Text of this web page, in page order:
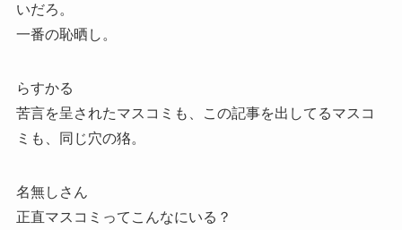
いだろ。
一番の恥晒し。
らすかる
苦言を呈されたマスコミも、この記事を出してるマスコ
ミも、同じ穴の狢。
名無しさん
正直マスコミってこんなにいる？